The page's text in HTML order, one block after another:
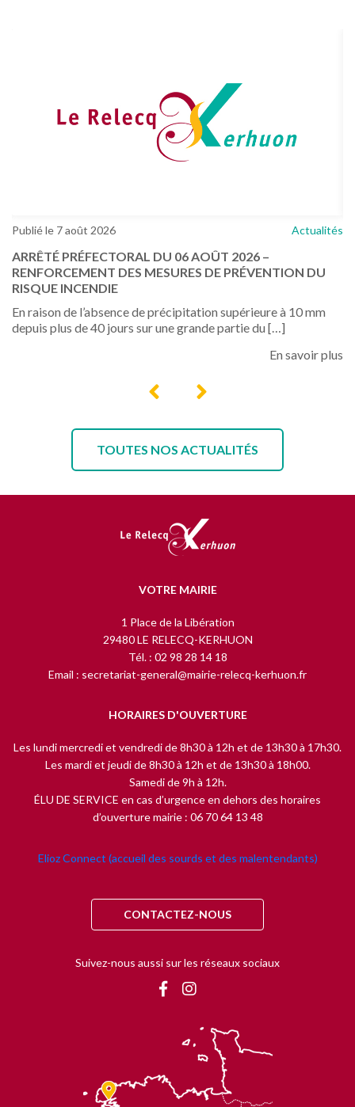
Publié le 7 août 2026 Actualités
ARRÊTÉ PRÉFECTORAL DU 06 AOÛT 2026 –
RENFORCEMENT DES MESURES DE PRÉVENTION DU
RISQUE INCENDIE
En raison de l’absence de précipitation supérieure à 10 mm
depuis plus de 40 jours sur une grande partie du […]
En savoir plus
TOUTES NOS ACTUALITÉS
VOTRE MAIRIE
1 Place de la Libération
29480 LE RELECQ-KERHUON
Tél. : 02 98 28 14 18
Email : secretariat-general@mairie-relecq-kerhuon.fr
HORAIRES D'OUVERTURE
Les lundi mercredi et vendredi de 8h30 à 12h et de 13h30 à 17h30.
Les mardi et jeudi de 8h30 à 12h et de 13h30 à 18h00.
Samedi de 9h à 12h.
ÉLU DE SERVICE en cas d’urgence en dehors des horaires
d’ouverture mairie : 06 70 64 13 48
Elioz Connect (accueil des sourds et des malentendants)
CONTACTEZ-NOUS
Suivez-nous aussi sur les réseaux sociaux